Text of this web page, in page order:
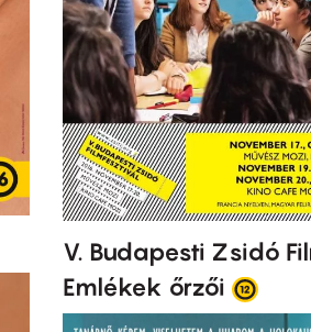
V. Budapesti Zsidó
Emlékek őrzői